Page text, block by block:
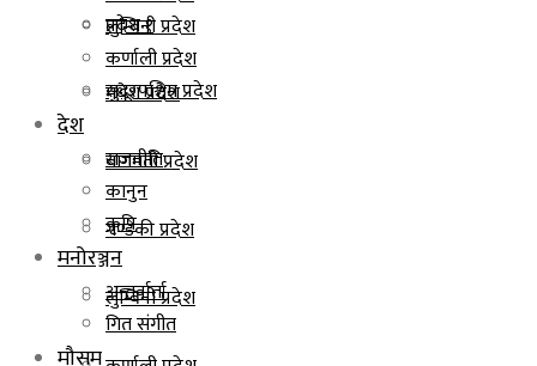
प्रदेश १
मधेश प्रदेश
बागमती प्रदेश
गण्डकी प्रदेश
लुम्बिनी प्रदेश
लुम्बिनी प्रदेश
कर्णाली प्रदेश
सुदूरपश्चिम प्रदेश
देश
राजनीति
कानुन
कृषि
मनोरञ्जन
अन्तर्वार्ता
गित संगीत
मौसम